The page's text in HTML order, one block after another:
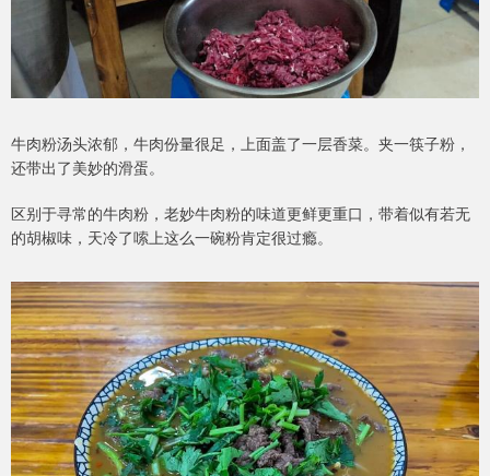
牛肉粉汤头浓郁，牛肉份量很足，上面盖了一层香菜。夹一筷子粉，
还带出了美妙的滑蛋。
区别于寻常的牛肉粉，老妙牛肉粉的味道更鲜更重口，带着似有若无
的胡椒味，天冷了嗦上这么一碗粉肯定很过瘾。